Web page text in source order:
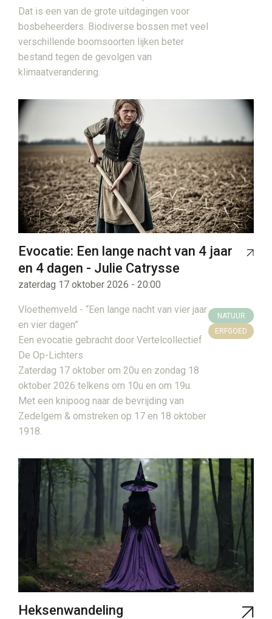
Dat is een van de grote uitdagingen voor
bosbeheerders. Biodiverse bossen met veel
verschillende boomsoorten lijken beter
bestand tegen de gevolgen van
klimaatverandering.
Evocatie: Een lange nacht van 4 jaar
en 4 dagen - Julie Catrysse
zaterdag 17 oktober 2026 - 20:00
Vloethemveld - “Een lange nacht van vier jaar
en vier dagen”
Een evocatie gebracht door Vertelcollectief
De Op-Lichters
Zaterdag 17 oktober om 20u en zondag 18
oktober 2026 telkens om 10u en om 19u.
Met een knipoog naar de bevrijding van
Zedelgem & omstreken op 17 en 18 oktober
1918.
NATUUR
ERFGOED
Heksenwandeling